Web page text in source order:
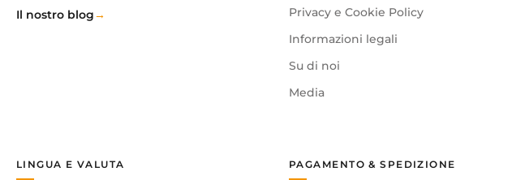
Il nostro blog Privacy e Cookie Policy
Informazioni legali
Su di noi
Media
PAGAMENTO & SPEDIZIONE
LINGUA E VALUTA